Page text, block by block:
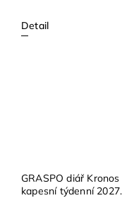
Detail
GRASPO diář Kronos
kapesní týdenní 2027